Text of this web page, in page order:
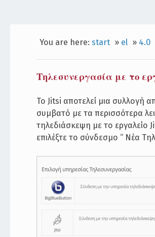
You are here: start » el » 4.0
Τηλεσυνεργασία με το
To Jitsi αποτελεί μια συλλογή
συμβατό με τα περισσότερα
τηλεδιάσκεψη με το εργαλείο
επιλέξτε το σύνδεσμο “ Νέα